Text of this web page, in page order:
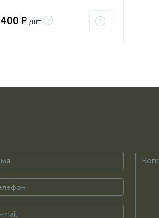
400 ₽ /шт.